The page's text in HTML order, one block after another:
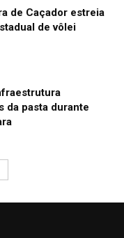
de Caçador estreia
de vôlei
da pasta durante